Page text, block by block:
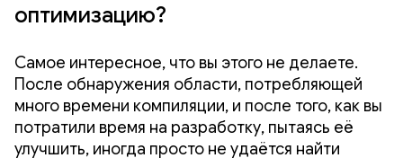
оптимизацию?
Самое интересное, что вы этого не делаете.
После обнаружения области, потребляющей
много времени компиляции, и после того, как вы
потратили время на разработку, пытаясь её
улучшить, иногда просто не удаётся найти